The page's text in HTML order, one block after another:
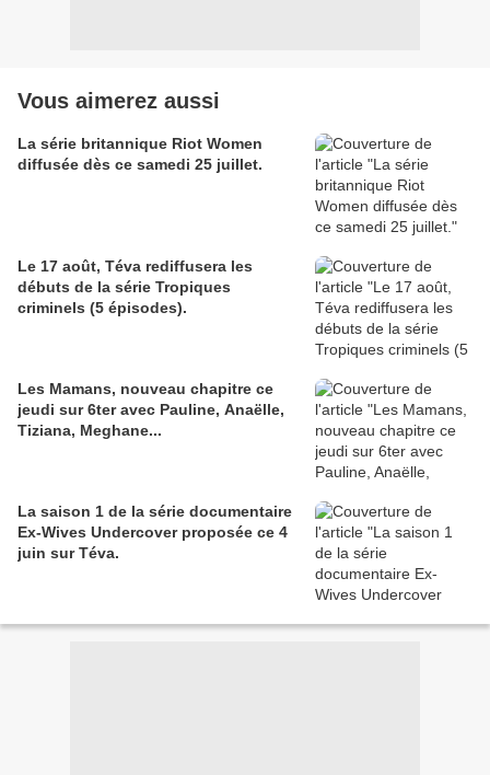
Vous aimerez aussi
La série britannique Riot Women
diffusée dès ce samedi 25 juillet.
Le 17 août, Téva rediffusera les
débuts de la série Tropiques
criminels (5 épisodes).
Les Mamans, nouveau chapitre ce
jeudi sur 6ter avec Pauline, Anaëlle,
Tiziana, Meghane...
La saison 1 de la série documentaire
Ex-Wives Undercover proposée ce 4
juin sur Téva.